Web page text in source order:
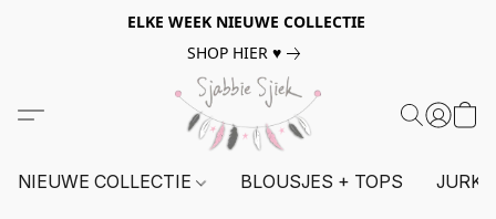
ELKE WEEK NIEUWE COLLECTIE
SHOP HIER ♥
NIEUWE COLLECTIE BLOUSJES + TOPS